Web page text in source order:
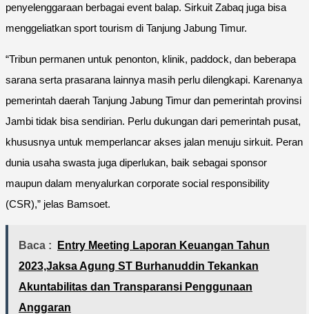
penyelenggaraan berbagai event balap. Sirkuit Zabaq juga bisa
menggeliatkan sport tourism di Tanjung Jabung Timur.
“Tribun permanen untuk penonton, klinik, paddock, dan beberapa
sarana serta prasarana lainnya masih perlu dilengkapi. Karenanya
pemerintah daerah Tanjung Jabung Timur dan pemerintah provinsi
Jambi tidak bisa sendirian. Perlu dukungan dari pemerintah pusat,
khususnya untuk memperlancar akses jalan menuju sirkuit. Peran
dunia usaha swasta juga diperlukan, baik sebagai sponsor
maupun dalam menyalurkan corporate social responsibility
(CSR),” jelas Bamsoet.
Baca :
Entry Meeting Laporan Keuangan Tahun
2023,Jaksa Agung ST Burhanuddin Tekankan
Akuntabilitas dan Transparansi Penggunaan
Anggaran